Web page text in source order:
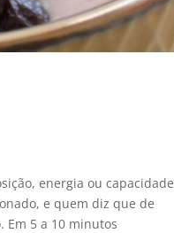
energia ou capacidade
e quem diz que de
5 a 10 minutos